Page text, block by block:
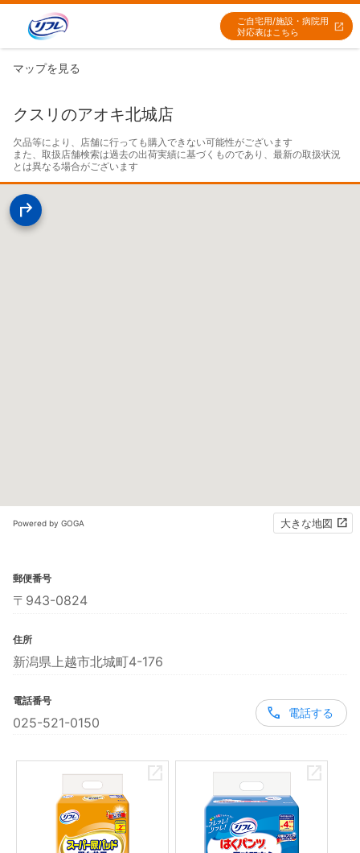
ご自宅用/施設・病院用
対応表はこちら
マップを見る
クスリのアオキ北城店
欠品等により、店舗に行っても購入できない可能性がございます
また、取扱店舗検索は過去の出荷実績に基づくものであり、最新の取扱状況
とは異なる場合がございます
Powered by GOGA 大きな地図
郵便番号
〒943-0824
住所
新潟県上越市北城町4-176
電話番号
025-521-0150
電話する